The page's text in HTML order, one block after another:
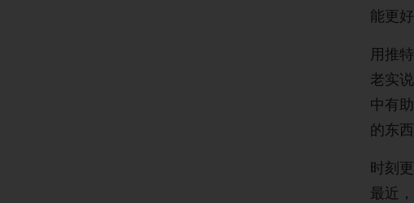
能更
用推
老实
中有
的东
时刻
最近